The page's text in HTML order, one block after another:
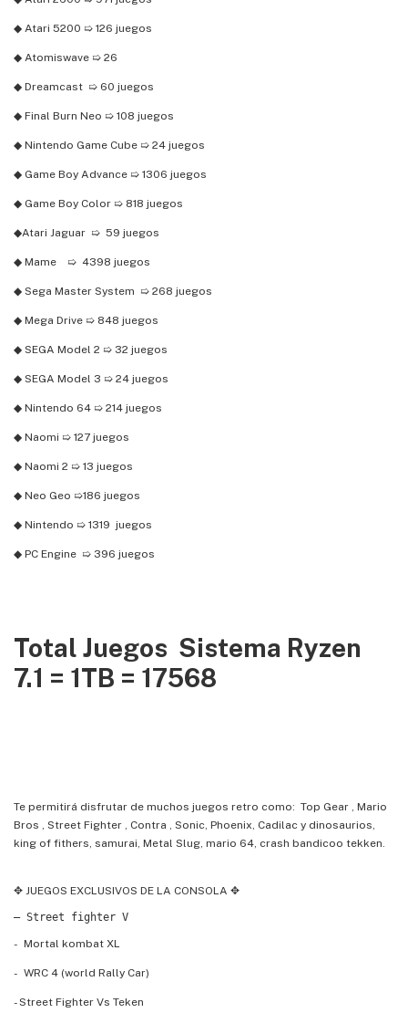
◆ Atari 5200 ➯ 126 juegos
◆ Atomiswave ➯ 26
◆ Dreamcast ➯ 60 juegos
◆ Final Burn Neo ➯ 108 juegos
◆ Nintendo Game Cube ➯ 24 juegos
◆ Game Boy Advance ➯ 1306 juegos
◆ Game Boy Color ➯ 818 juegos
◆Atari Jaguar ➯ 59 juegos
◆ Mame ➯ 4398 juegos
◆ Sega Master System ➯ 268 juegos
◆ Mega Drive ➯ 848 juegos
◆ SEGA Model 2 ➯ 32 juegos
◆ SEGA Model 3 ➯ 24 juegos
◆ Nintendo 64 ➯ 214 juegos
◆ Naomi ➯ 127 juegos
◆ Naomi 2 ➯ 13 juegos
◆ Neo Geo ➯186 juegos
◆ Nintendo ➯ 1319 juegos
◆ PC Engine ➯ 396 juegos
Total Juegos Sistema Ryzen
7.1 = 1TB = 17568
Te permitirá disfrutar de muchos juegos retro como: Top Gear , Mario
Bros , Street Fighter , Contra , Sonic, Phoenix, Cadilac y dinosaurios,
king of fithers, samurai, Metal Slug, mario 64, crash bandicoo tekken.
✥ JUEGOS EXCLUSIVOS DE LA CONSOLA ✥
– Street fighter V
- Mortal kombat XL
- WRC 4 (world Rally Car)
- Street Fighter Vs Teken